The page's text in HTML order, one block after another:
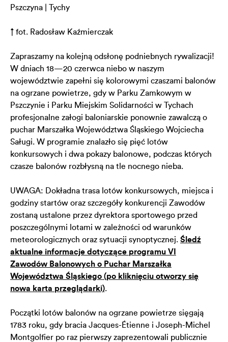
Pszczyna | Tychy
↑ fot. Radosław Kaźmierczak
Zapraszamy na kolejną odsłonę podniebnych rywalizacji!
W dniach 18—20 czerwca niebo w naszym
województwie zapełni się kolorowymi czaszami balonów
na ogrzane powietrze, gdy w Parku Zamkowym w
Pszczynie i Parku Miejskim Solidarności w Tychach
profesjonalne załogi baloniarskie ponownie zawalczą o
puchar Marszałka Województwa Śląskiego Wojciecha
Saługi. W programie znalazło się pięć lotów
konkursowych i dwa pokazy balonowe, podczas których
czasze balonów rozbłysną na tle nocnego nieba.
UWAGA: Dokładna trasa lotów konkursowych, miejsca i
godziny startów oraz szczegóły konkurencji Zawodów
zostaną ustalone przez dyrektora sportowego przed
poszczególnymi lotami w zależności od warunków
meteorologicznych oraz sytuacji synoptycznej. Śledź
aktualne informacje dotyczące programu VI
Zawodów Balonowych o Puchar Marszałka
Województwa Śląskiego (po kliknięciu otworzy się
nowa karta przeglądarki).
Początki lotów balonów na ogrzane powietrze sięgają
1783 roku, gdy bracia Jacques-Étienne i Joseph-Michel
Montgolfier po raz pierwszy zaprezentowali publicznie